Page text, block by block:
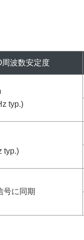
周波数安定度
typ.)
typ.)
号に同期